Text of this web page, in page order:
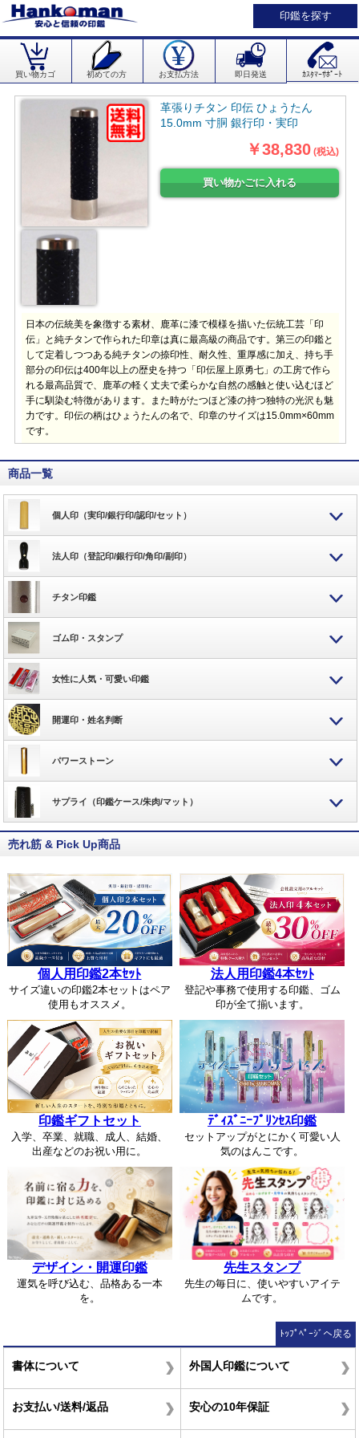
印鑑を探す
買い物カゴ 初めての方 お支払方法 即日発送 ｶｽﾀﾏｰｻﾎﾟｰﾄ
革張りチタン 印伝 ひょうたん
15.0mm 寸胴 銀行印・実印
￥38,830 (税込)
日本の伝統美を象徴する素材、鹿革に漆で模様を描いた伝統工芸「印
伝」と純チタンで作られた印章は真に最高級の商品です。第三の印鑑と
して定着しつつある純チタンの捺印性、耐久性、重厚感に加え、持ち手
部分の印伝は400年以上の歴史を持つ「印伝屋上原勇七」の工房で作ら
れる最高品質で、鹿革の軽く丈夫で柔らかな自然の感触と使い込むほど
手に馴染む特徴があります。また時がたつほど漆の持つ独特の光沢も魅
力です。印伝の柄はひょうたんの名で、印章のサイズは15.0mm×60mm
です。
商品一覧
個人印（実印/銀行印/認印/セット）
法人印（登記印/銀行印/角印/副印）
チタン印鑑
ゴム印・スタンプ
女性に人気・可愛い印鑑
開運印・姓名判断
パワーストーン
サプライ（印鑑ケース/朱肉/マット）
売れ筋 & Pick Up商品
個人用印鑑2本ｾｯﾄ
サイズ違いの印鑑2本セットはペア
使用もオススメ。
法人用印鑑4本ｾｯﾄ
登記や事務で使用する印鑑、ゴム
印が全て揃います。
印鑑ギフトセット
入学、卒業、就職、成人、結婚、
出産などのお祝い用に。
ﾃﾞｨｽﾞﾆｰﾌﾟﾘﾝｾｽ印鑑
セットアップがとにかく可愛い人
気のはんこです。
デザイン・開運印鑑
運気を呼び込む、品格ある一本
を。
先生スタンプ
先生の毎日に、使いやすいアイテ
ムです。
ﾄｯﾌﾟﾍﾟｰｼﾞへ戻る
書体について 外国人印鑑について
お支払い/送料/返品 安心の10年保証